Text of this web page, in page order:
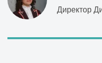
Директор